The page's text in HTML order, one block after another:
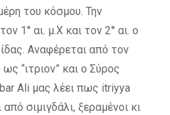
του κόσμου. Την
1° αι. μ.Χ και τον 2° αι. ο
Αναφέρεται από τον
“ιτριον” και ο Σύρος
Ali μας λέει πως itriyya
σιμιγδάλι, ξεραμένοι κι